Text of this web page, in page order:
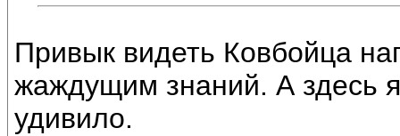
Привык видеть Ковбойца
жаждущим знаний. А здесь
удивило.